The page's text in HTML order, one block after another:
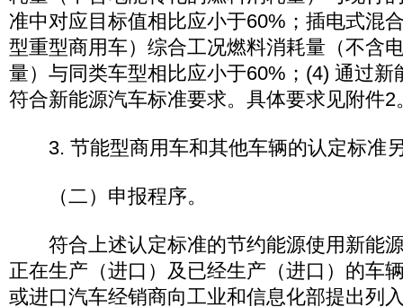
准中对应目标值相比应小于60%；插电式混
型重型商用车）综合工况燃料消耗量（不含
量）与同类车型相比应小于60%；(4) 通过新
符合新能源汽车标准要求。具体要求见附件2
3. 节能型商用车和其他车辆的认定标准
（二）申报程序。
符合上述认定标准的节约能源使用新能
正在生产（进口）及已经生产（进口）的车
或进口汽车经销商向工业和信息化部提出列